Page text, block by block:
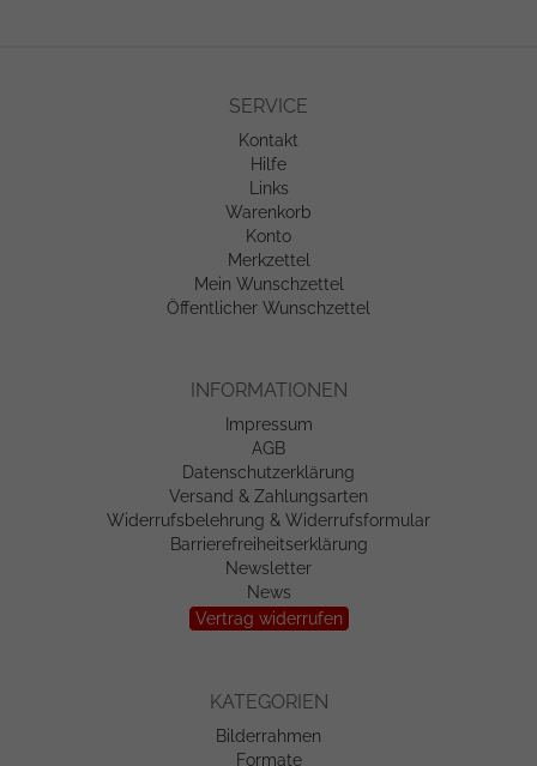
SERVICE
Kontakt
Hilfe
Links
Warenkorb
Konto
Merkzettel
Mein Wunschzettel
Öffentlicher Wunschzettel
INFORMATIONEN
Impressum
AGB
Datenschutzerklärung
Versand & Zahlungsarten
Widerrufsbelehrung & Widerrufsformular
Barrierefreiheitserklärung
Newsletter
News
Vertrag widerrufen
KATEGORIEN
Bilderrahmen
Formate